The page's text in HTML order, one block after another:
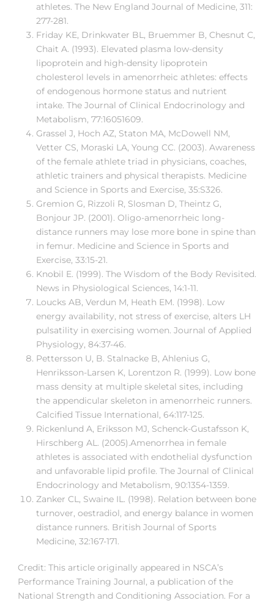
athletes. The New England Journal of Medicine, 311:
277-281.
Friday KE, Drinkwater BL, Bruemmer B, Chesnut C,
Chait A. (1993). Elevated plasma low-density
lipoprotein and high-density lipoprotein
cholesterol levels in amenorrheic athletes: effects
of endogenous hormone status and nutrient
intake. The Journal of Clinical Endocrinology and
Metabolism, 77:1605­1609.
Grassel J, Hoch AZ, Staton MA, McDowell NM,
Vetter CS, Moraski LA, Young CC. (2003). Awareness
of the female athlete triad in physicians, coaches,
athletic trainers and physical therapists. Medicine
and Science in Sports and Exercise, 35:S326.
Gremion G, Rizzoli R, Slosman D, Theintz G,
Bonjour JP. (2001). Oligo-amenorrheic long-
distance runners may lose more bone in spine than
in femur. Medicine and Science in Sports and
Exercise, 33:15-21.
Knobil E. (1999). The Wisdom of the Body Revisited.
News in Physiological Sciences, 14:1-11.
Loucks AB, Verdun M, Heath EM. (1998). Low
energy availability, not stress of exercise, alters LH
pulsatility in exercising women. Journal of Applied
Physiology, 84:37-46.
Pettersson U, B. Stalnacke B, Ahlenius G,
Henriksson-Larsen K, Lorentzon R. (1999). Low bone
mass density at multiple skeletal sites, including
the appendicular skeleton in amenorrheic runners.
Calcified Tissue International, 64:117-125.
Rickenlund A, Eriksson MJ, Schenck-Gustafsson K,
Hirschberg AL. (2005).Amenorrhea in female
athletes is associated with endothelial dysfunction
and unfavorable lipid profile. The Journal of Clinical
Endocrinology and Metabolism, 90:1354-1359.
Zanker CL, Swaine IL. (1998). Relation between bone
turnover, oestradiol, and energy balance in women
distance runners. British Journal of Sports
Medicine, 32:167-171.
Credit: This article originally appeared in NSCA’s
Performance Training Journal, a publication of the
National Strength and Conditioning Association. For a